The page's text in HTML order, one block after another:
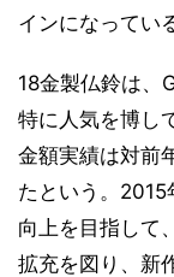
インになってい
18金製仏鈴は、
特に人気を博し
金額実績は対前
たという。2015
向上を目指して
拡充を図り、新